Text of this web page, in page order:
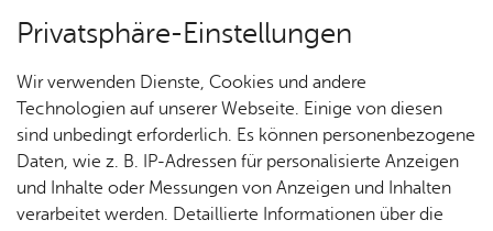
Über­sicht Bür­ger & Stadt
Ar­chiv
Ter­min spei­chern
Ver­an­stal­tung dru­cken
Privatsphäre-Einstellungen
Wir verwenden Dienste, Cookies und andere
Technologien auf unserer Webseite. Einige von diesen
sind unbedingt erforderlich. Es können personenbezogene
Daten, wie z. B. IP-Adressen für personalisierte Anzeigen
und Inhalte oder Messungen von Anzeigen und Inhalten
verarbeitet werden. Detaillierte Informationen über die